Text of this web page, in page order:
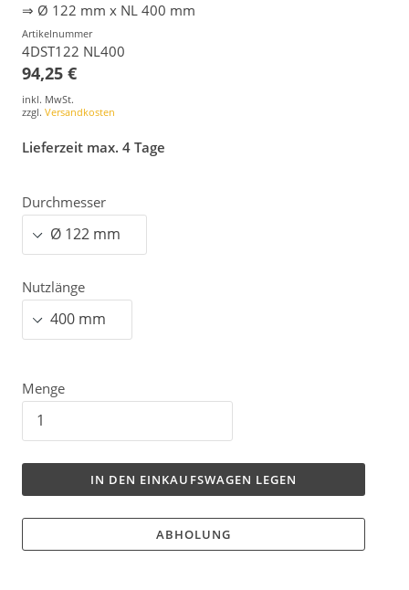
⇒ Ø 122 mm x NL 400 mm
Artikelnummer
4DST122 NL400
94,25 €
inkl. MwSt.
zzgl. Versandkosten
Lieferzeit max. 4 Tage
Durchmesser
Nutzlänge
Menge
IN DEN EINKAUFSWAGEN LEGEN
ABHOLUNG